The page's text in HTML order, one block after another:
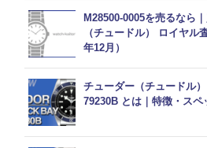
M28500-0005を売るなら
（チュードル） ロイヤル
年12月）
チューダー（チュードル
79230B とは｜特徴・スペ